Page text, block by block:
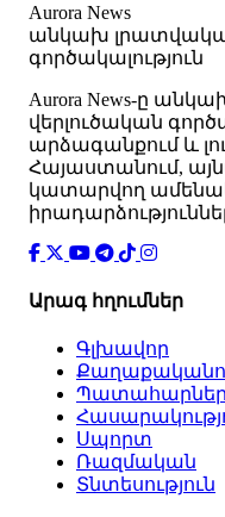
Aurora News
անկախ
գործակալություն
Аurora News-ը
վերլուծական
արձագանքում և
Հայաստանում,
կատարվող
Արագ հղումներ
Գլխավոր
Պատահարներ
Սպորտ
Ռազմական
Տնտեսություն